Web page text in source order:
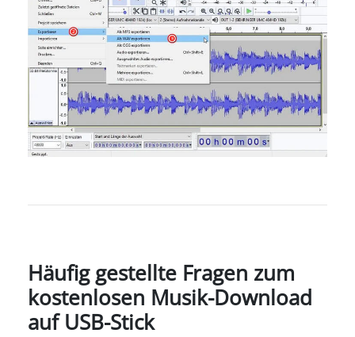
Häufig gestellte Fragen zum
kostenlosen Musik-Download
auf USB-Stick